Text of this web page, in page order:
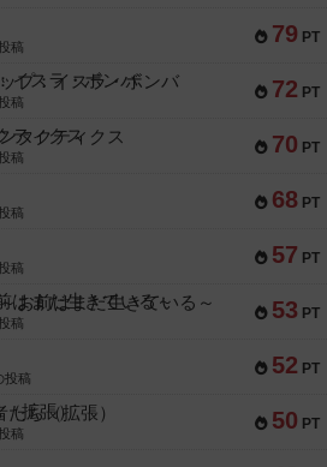
79 PT
稿
72 PT
プ：イスラ・ボンバ
稿
70 PT
タクティクス
稿
68 PT
稿
57 PT
稿
53 PT
お前はまだ生きている～
稿
52 PT
投稿
50 PT
ち（拡張）
稿